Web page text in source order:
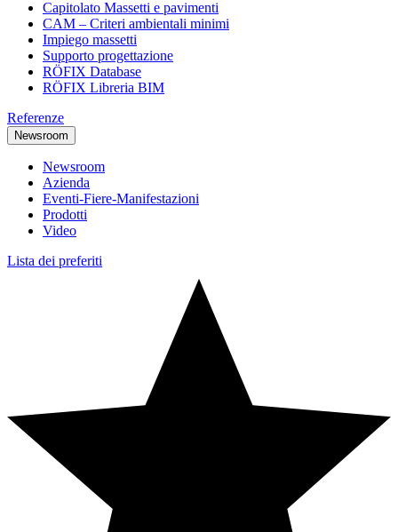
Capitolato Massetti e pavimenti
CAM – Criteri ambientali minimi
Impiego massetti
Supporto progettazione
RÖFIX Database
RÖFIX Libreria BIM
Referenze
Newsroom
Newsroom
Azienda
Eventi-Fiere-Manifestazioni
Prodotti
Video
Lista dei preferiti